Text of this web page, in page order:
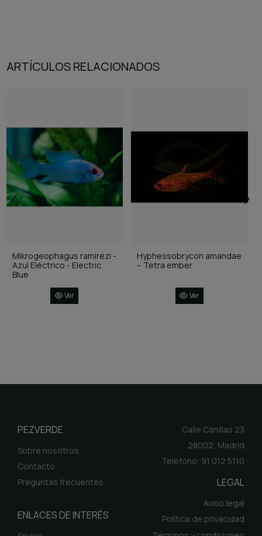
ARTÍCULOS RELACIONADOS
Mikrogeophagus ramirezi -
Azul Eléctrico - Electric
Blue
Ver
Hyphessobrycon amandae
– Tetra ember
Ver
PEZVERDE
Sobre nosotros
Contacto
Preguntas frecuentes
ENLACES DE INTERÉS
Calle Canillas 23
28002, Madrid
Teléfono: 91 012 5110
LEGAL
Aviso legal
Política de privacidad